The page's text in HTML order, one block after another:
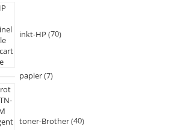
inkt-HP 70
papier 7
toner-Brother 40